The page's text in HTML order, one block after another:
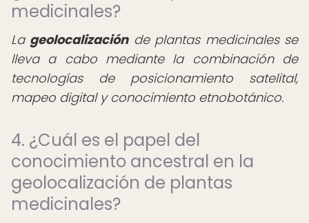
medicinales?
La geolocalizaciónde plantas medicinales se
lleva a cabo mediante la combinación de
tecnologías de posicionamiento satelital,
mapeo digital y conocimiento etnobotánico.
4. ¿Cuál es el papel del
conocimiento ancestral en la
geolocalización de plantas
medicinales?